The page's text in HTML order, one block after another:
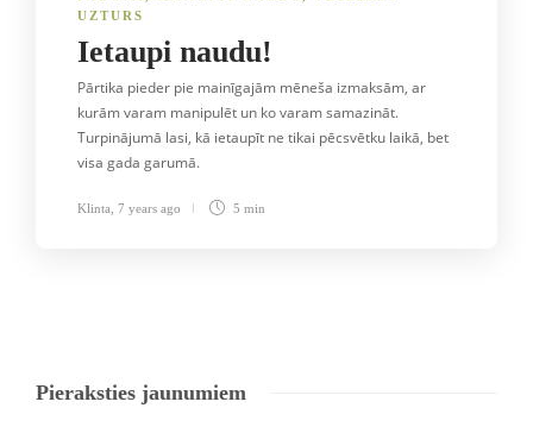
UZTURS
Ietaupi naudu!
Pārtika pieder pie mainīgajām mēneša izmaksām, ar
kurām varam manipulēt un ko varam samazināt.
Turpinājumā lasi, kā ietaupīt ne tikai pēcsvētku laikā, bet
visa gada garumā.
Klinta 7 years ago 5 min
Pieraksties jaunumiem